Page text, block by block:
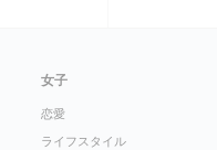
女子
恋愛
ライフスタイル